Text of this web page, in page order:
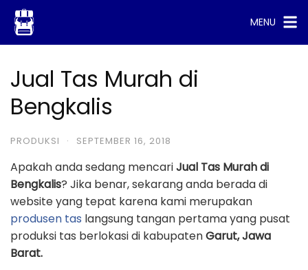
Skip
content
MENU
Jual Tas Murah di
Bengkalis
PRODUKSI · SEPTEMBER 16, 2018
Apakah anda sedang mencariJual Tas Murah di
Bengkalis? Jika benar, sekarang anda berada di
website yang tepat karena kami merupakan
produsen tas langsung tangan pertama yang pusat
produksi tas berlokasi di kabupatenGarut, Jawa
Barat.